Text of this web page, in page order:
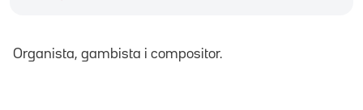
Organista, gambista i compositor.